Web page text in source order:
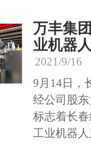
万丰集
业机器
2021/9/16
9月14日，
经公司股
标志着长
工业机器人